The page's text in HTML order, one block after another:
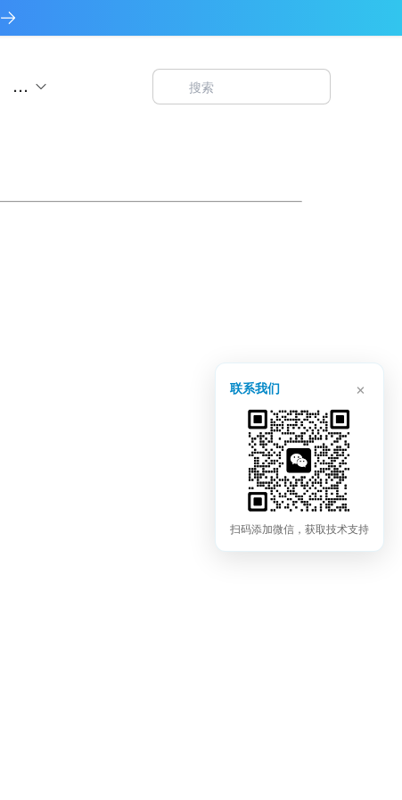
...
联系我们 ×
扫码添加微信，获取技术支持